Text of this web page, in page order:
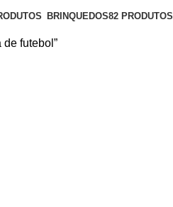
BRINQUEDOS82 PRODUTOS
de futebol”